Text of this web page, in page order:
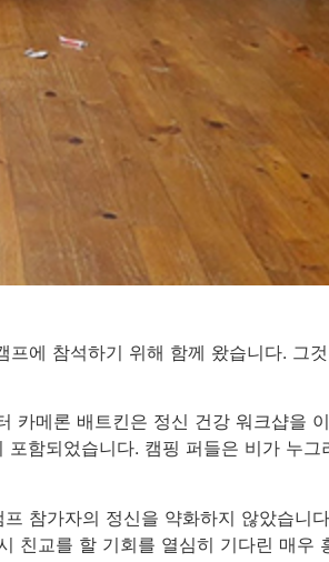
에 참석하기 위해 함께 왔습니다. 그
카메론 배트킨은 정신 건강 워크샵을
함되었습니다. 캠핑 퍼들은 비가 누그
참가자의 정신을 약화하지 않았습니
친교를 할 기회를 열심히 기다린 매우